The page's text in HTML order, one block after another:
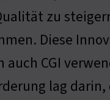
zu
Diese
auch CGI
lag